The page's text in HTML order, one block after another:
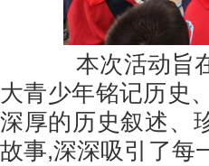
本次活动旨在
大青少年铭记历史
深厚的历史叙述、
故事,深深吸引了每